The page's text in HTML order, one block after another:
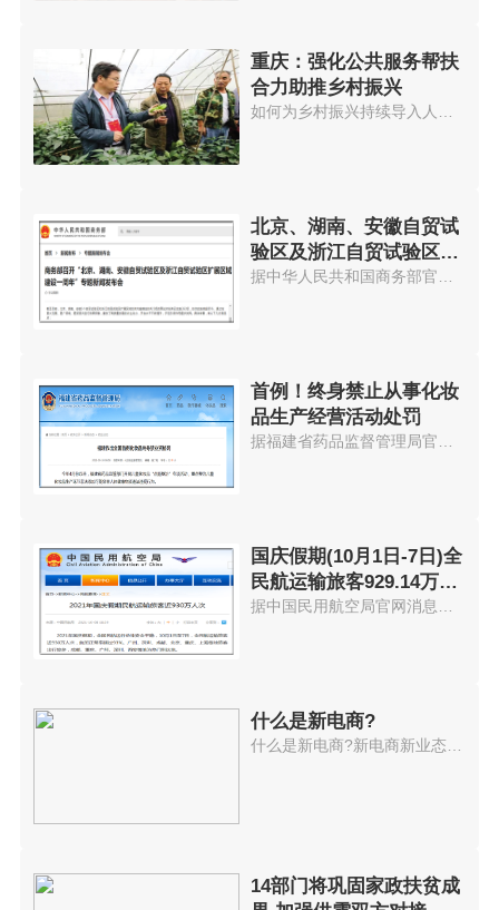
重庆：强化公共服务帮扶
合力助推乡村振兴
北京、湖南、安徽自贸试
验区及浙江自贸试验区扩
展区域建设一周年
首例！终身禁止从事化妆
品生产经营活动处罚
国庆假期(10月1日-7日)全
民航运输旅客929.14万人
次
据中国民用航空局官网消息，2021...
什么是新电商?
什么是新电商?新电商新业态持续...
14部门将巩固家政扶贫成